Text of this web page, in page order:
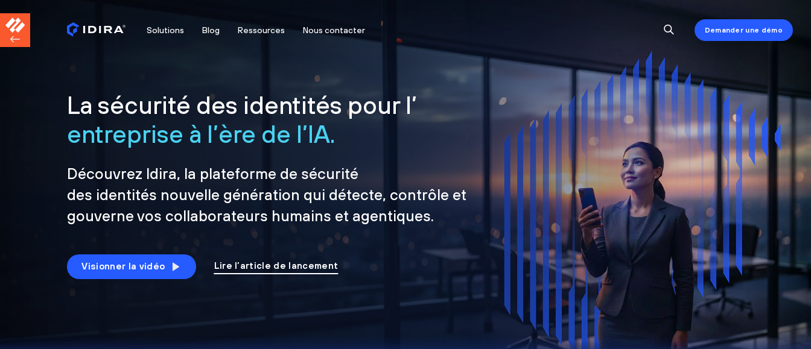
Solutions Blog Ressources Nous contacter Demander une démo
La sécurité des identités pour l’
entreprise à l’ère de l’IA.
Découvrez Idira, la plateforme de sécurité
des identités nouvelle génération qui détecte, contrôle et
gouverne vos collaborateurs humains et agentiques.
Visionner la vidéo Lire l’article de lancement